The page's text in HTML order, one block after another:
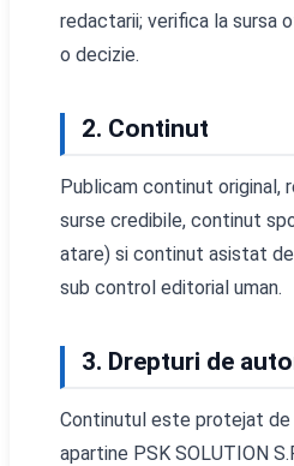
redactarii; verifica la sursa
o decizie.
2. Continut
Publicam continut original,
surse credibile, continut
atare) si continut asistat
sub control editorial uman.
3. Drepturi de
Continutul este protejat de
apartine PSK SOLUTION